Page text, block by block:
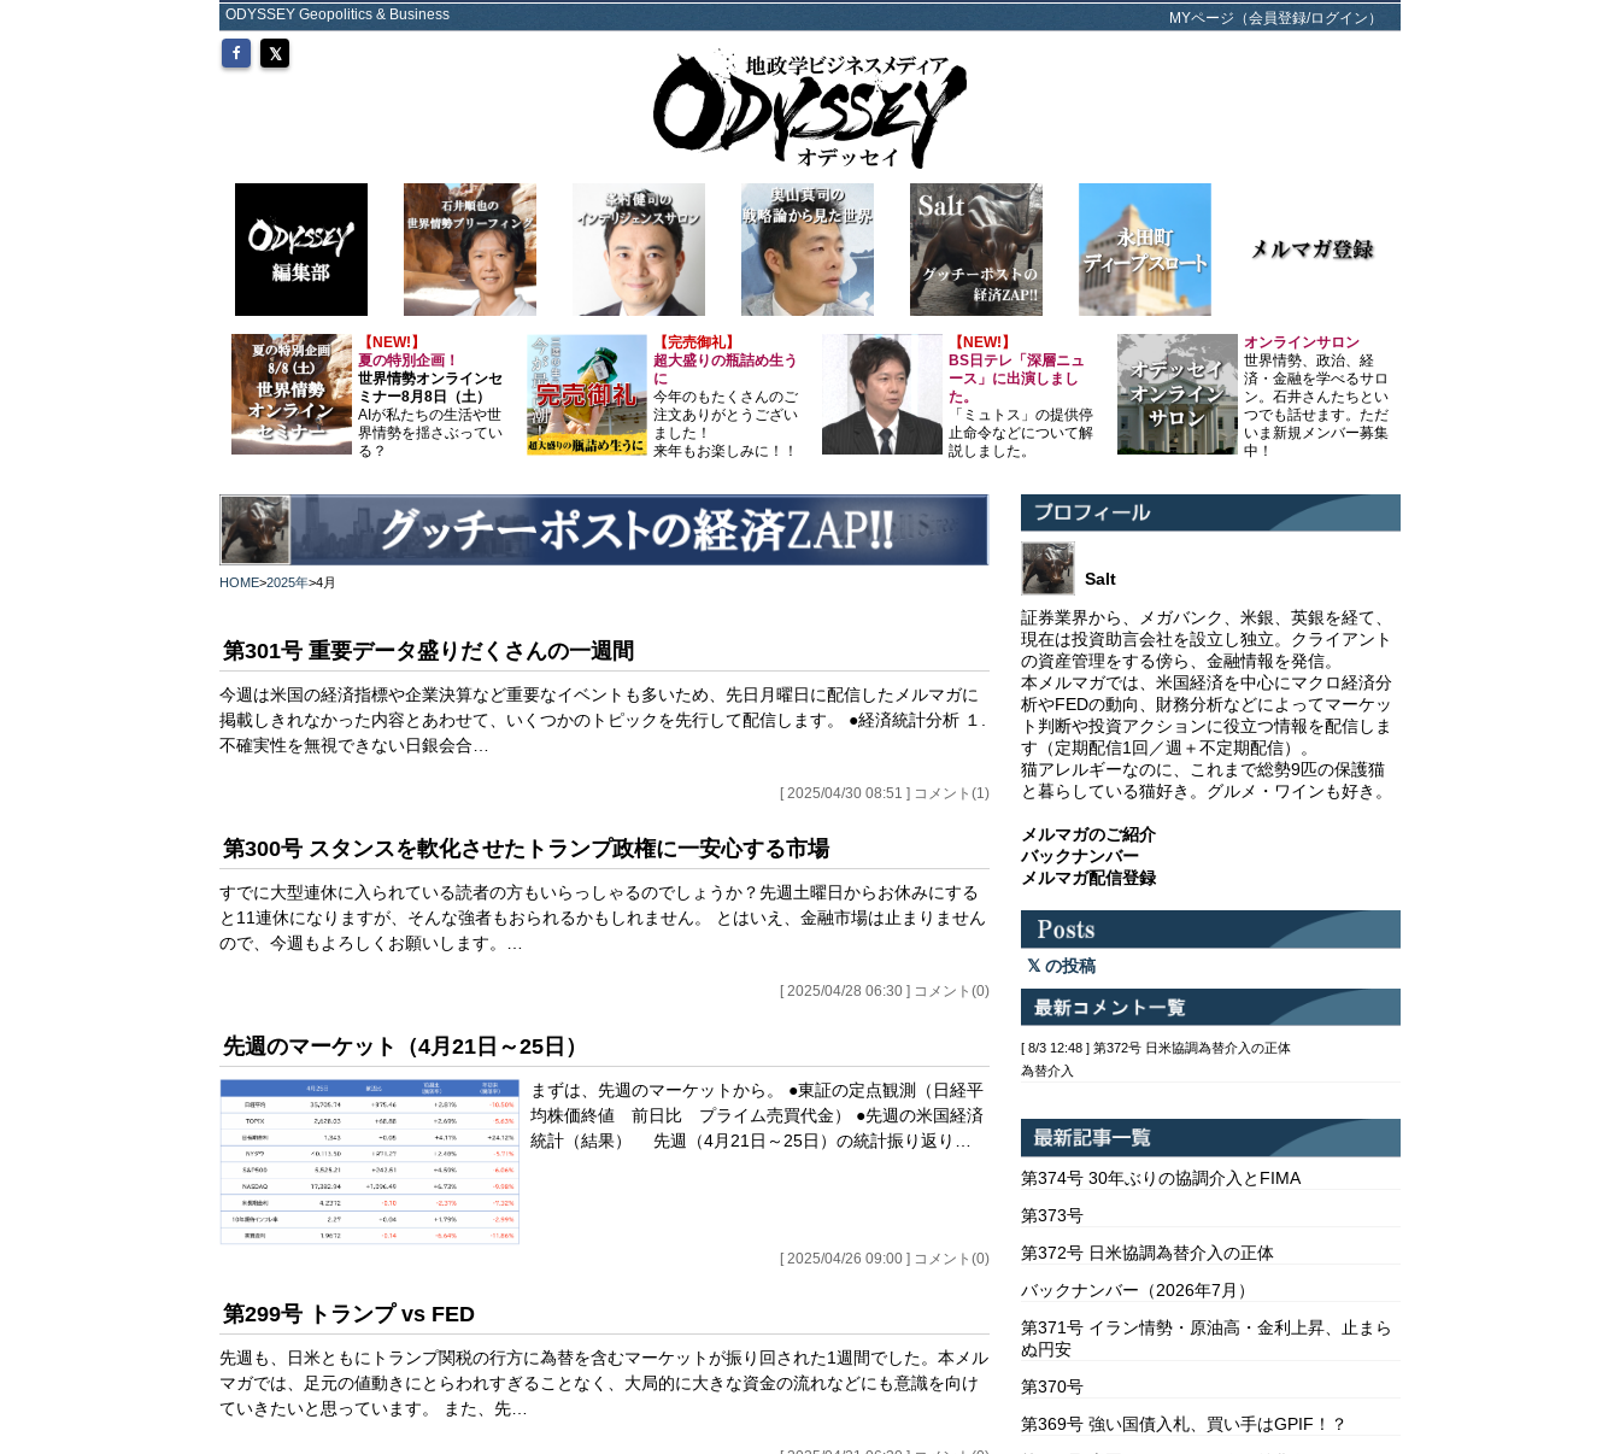
ODYSSEY Geopolitics & Business MYページ（会員登録/ログイン）
【NEW!】
夏の特別企画！
世界情勢オンラインセ
ミナー8月8日（土）
AIが私たちの生活や世
界情勢を揺さぶってい
る？
【完売御礼】
超大盛りの瓶詰め生う
に
今年のもたくさんのご
注文ありがとうござい
ました！
来年もお楽しみに！！
【NEW!】
BS日テレ「深層ニュ
ース」に出演しまし
た。
「ミュトス」の提供停
止命令などについて解
説しました。
オンラインサロン
世界情勢、政治、経
済・金融を学べるサロ
ン。石井さんたちとい
つでも話せます。ただ
いま新規メンバー募集
中！
HOME>2025年>4月
第301号 重要データ盛りだくさんの一週間
今週は米国の経済指標や企業決算など重要なイベントも多いため、先日月曜日に配信したメルマガに
掲載しきれなかった内容とあわせて、いくつかのトピックを先行して配信します。 ●経済統計分析 １.
不確実性を無視できない日銀会合…
[ 2025/04/30 08:51 ] コメント(1)
第300号 スタンスを軟化させたトランプ政権に一安心する市場
すでに大型連休に入られている読者の方もいらっしゃるのでしょうか？先週土曜日からお休みにする
と11連休になりますが、そんな強者もおられるかもしれません。 とはいえ、金融市場は止まりません
ので、今週もよろしくお願いします。…
[ 2025/04/28 06:30 ] コメント(0)
先週のマーケット（4月21日～25日）
まずは、先週のマーケットから。 ●東証の定点観測（日経平
均株価終値 前日比 プライム売買代金） ●先週の米国経済
統計（結果） 先週（4月21日～25日）の統計振り返り…
[ 2025/04/26 09:00 ] コメント(0)
第299号 トランプ vs FED
先週も、日米ともにトランプ関税の行方に為替を含むマーケットが振り回された1週間でした。本メル
マガでは、足元の値動きにとらわれすぎることなく、大局的に大きな資金の流れなどにも意識を向け
ていきたいと思っています。 また、先…
Salt
証券業界から、メガバンク、米銀、英銀を経て、
現在は投資助言会社を設立し独立。クライアント
の資産管理をする傍ら、金融情報を発信。
本メルマガでは、米国経済を中心にマクロ経済分
析やFEDの動向、財務分析などによってマーケッ
ト判断や投資アクションに役立つ情報を配信しま
す（定期配信1回／週＋不定期配信）。
猫アレルギーなのに、これまで総勢9匹の保護猫
と暮らしている猫好き。グルメ・ワインも好き。
メルマガのご紹介
バックナンバー
メルマガ配信登録
の投稿
[ 8/3 12:48 ] 第372号 日米協調為替介入の正体
為替介入
第374号 30年ぶりの協調介入とFIMA
第373号
第372号 日米協調為替介入の正体
バックナンバー（2026年7月）
第371号 イラン情勢・原油高・金利上昇、止まら
ぬ円安
第370号
第369号 強い国債入札、買い手はGPIF！？